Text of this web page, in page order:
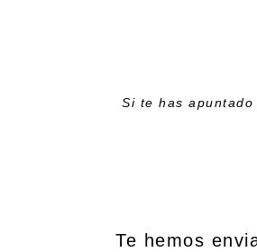
Si te has
Te hemos